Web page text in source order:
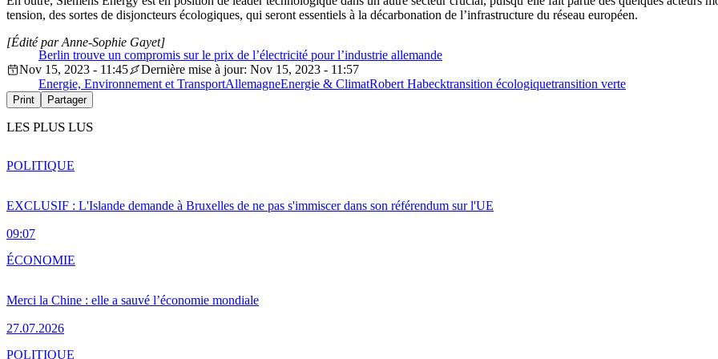
tension, des sortes de disjoncteurs écologiques, qui seront essentiels à la décarbonation de l’infrastructure du réseau européen.
Berlin trouve un compromis sur le prix de l’électricité pour l’industrie allemande
[Édité par Anne-Sophie Gayet]
Nov 15, 2023 - 11:45
Dernière mise à jour: Nov 15, 2023 - 11:57
Energie, Environnement et TransportAllemagneEnergie & ClimatRobert Habecktransition écologiquetransition verte
Print Partager
LES PLUS LUS
EXCLUSIF : L'Islande demande à Bruxelles de ne pas s'immiscer dans son référendum sur l'UE
09:07
POLITIQUE
Merci la Chine : elle a sauvé l’économie mondiale
27.07.2026
ÉCONOMIE
POLITIQUE